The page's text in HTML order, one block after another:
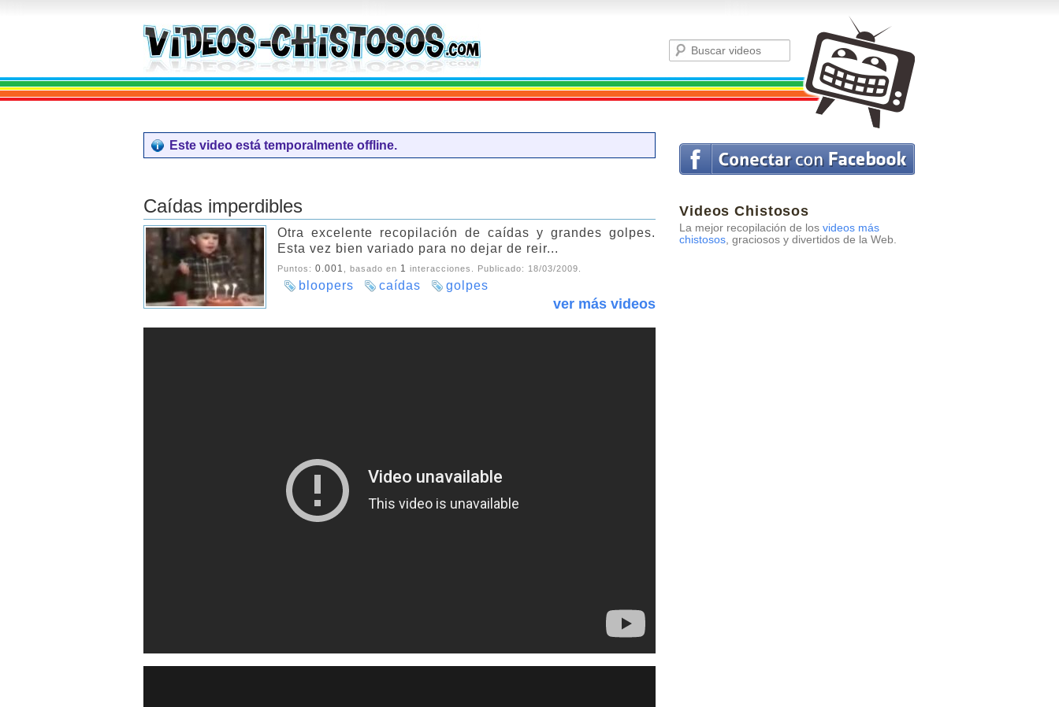
Videos Chistosos
La mejor recopilación de los videos más
chistosos, graciosos y divertidos de la Web.
Este video está temporalmente offline.
Caídas imperdibles
Otra excelente recopilación de caídas y grandes golpes.
Esta vez bien variado para no dejar de reir...
Puntos: 0.001 , basado en 1 interacciones. Publicado: 18/03/2009
bloopers caídas golpes
ver más videos